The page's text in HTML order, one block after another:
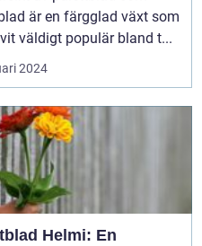
är en färgglad växt som
väldigt populär bland t...
2024
Helmi: En